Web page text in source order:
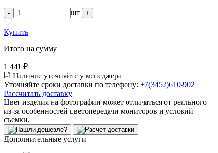
- шт +
Купить
Итого на сумму
1 441 ₽
Наличие уточняйте у менеджера
Уточняйте сроки доставки по телефону: +7(3452)610-902
Рассчитать доставку
Цвет изделия на фотографии может отличаться от реального
из-за особенностей цветопередачи мониторов и условий
съемки.
Дополнительные услуги